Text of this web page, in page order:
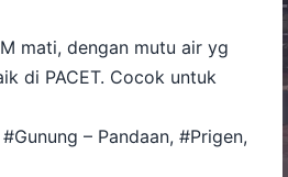
mati, dengan mutu air yg
di PACET. Cocok untuk
– Pandaan, #Prigen,